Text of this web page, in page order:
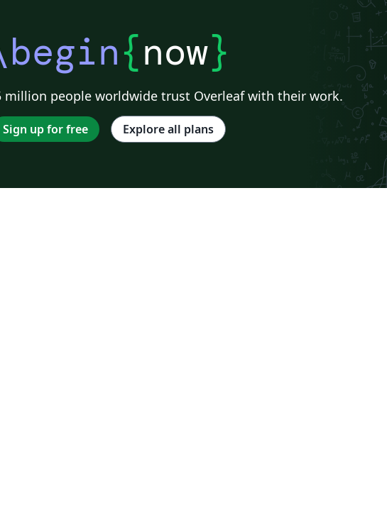
{now}
million people worldwide trust Overleaf with their work.
Sign up for free Explore all plans